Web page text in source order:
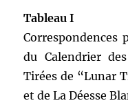
Tableau I
Correspondences
du Calendrier
Tirées de “Lunar
et de La Déesse